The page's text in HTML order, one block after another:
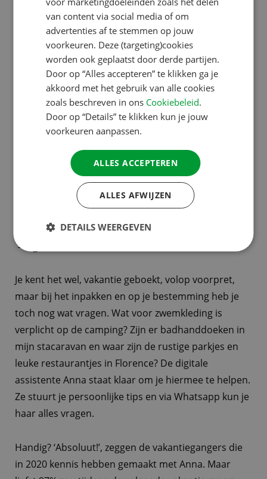
met de Knusse
groepsreizen
Om ook in deze tijd met een gerust hart deel te
kunnen nemen aan een van de mooieACSI
Kampeerreizen, zijn de Knusse groepsreizen
leven geroepen. Met een groep van maximaal 15
combinaties kun je op reis naar aantrekkelijke
bestemmingen zoals Scandinavië, de Costa Brava of
Corsica. Deze reizen zijn zo populair dat er extra
vertrekdata zijn toegevoegd.Bekijk het aanbod.
Tips van Anna
Je kent het wel, vakantie geboekt, volop voorpret,
maar bij het inpakken en op je bestemming heb je
toch nog wat vragen. Wat voor zwemkleding is
verplicht op de camping? Zijn er badhanddoeken in
mijn stacaravan en waar zijn de rustige parkjes en
leuke restaurantjes in Florence? De digitale
assistente Anna staat klaar om je hiermee te helpen.
Ze stuurt je persoonlijke tips en via Whatsapp kun je
haar alles vragen.
Handig? ‘Absoluut!’, zeggen de vakantiegangers die
in 2020 kennis hebben gemaakt met Anna. Maar
GERMAN
SPANISH
SWEDISH
van content via social media of om
advertenties af te stemmen op jouw
voorkeuren. Deze (targeting)cookies
worden ook geplaatst door derde partijen.
Door op “Alles accepteren” te klikken ga je
akkoord met het gebruik van alle cookies
zoals beschreven in ons Cookiebeleid.
Door op “Details” te klikken kun je jouw
voorkeuren aanpassen.
ALLES ACCEPTEREN
ALLES AFWIJZEN
DETAILS WEERGEVEN